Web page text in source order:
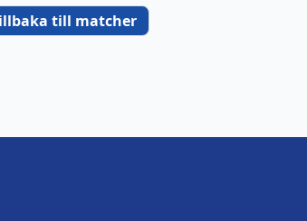
till matcher